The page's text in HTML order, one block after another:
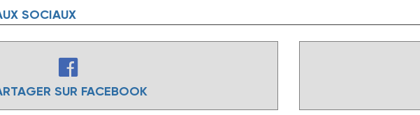
SOCIAUX
SUR FACEBOOK